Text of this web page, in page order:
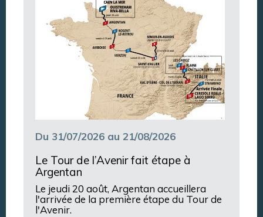
Du 31/07/2026 au 21/08/2026
Le Tour de l’Avenir fait étape à
Argentan
Le jeudi 20 août, Argentan accueillera
l'arrivée de la première étape du Tour de
l'Avenir.